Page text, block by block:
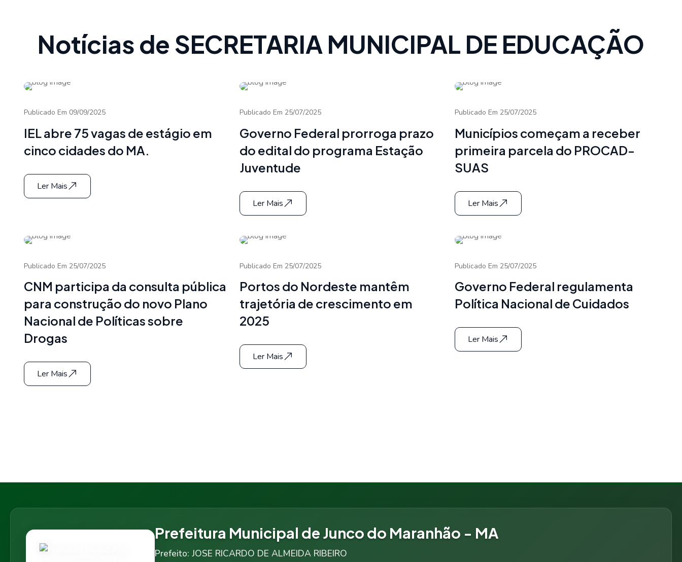
Notícias de SECRETARIA MUNICIPAL DE EDUCAÇÃO
Publicado Em 09/09/2025
IEL abre 75 vagas de estágio em
cinco cidades do MA.
Ler Mais
Publicado Em 25/07/2025
Governo Federal prorroga prazo
do edital do programa Estação
Juventude
Ler Mais
Publicado Em 25/07/2025
Municípios começam a receber
primeira parcela do PROCAD-
SUAS
Ler Mais
Publicado Em 25/07/2025
CNM participa da consulta pública
para construção do novo Plano
Nacional de Políticas sobre
Drogas
Ler Mais
Publicado Em 25/07/2025
Portos do Nordeste mantêm
trajetória de crescimento em
2025
Ler Mais
Publicado Em 25/07/2025
Governo Federal regulamenta
Política Nacional de Cuidados
Ler Mais
Prefeitura Municipal de Junco do Maranhão - MA
Prefeito: JOSE RICARDO DE ALMEIDA RIBEIRO